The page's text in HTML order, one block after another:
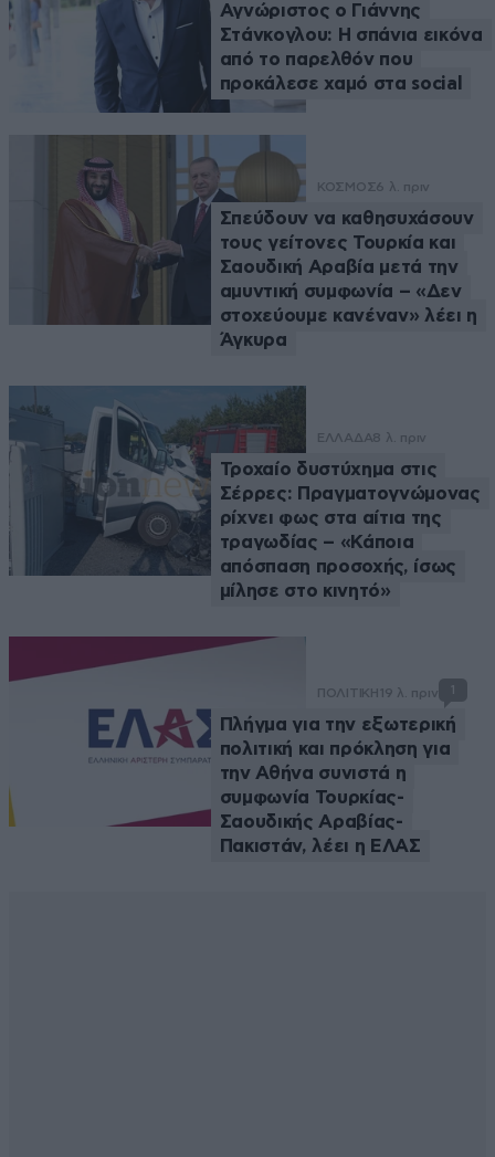
Αγνώριστος ο Γιάννης
Στάνκογλου: Η σπάνια εικόνα
από το παρελθόν που
προκάλεσε χαμό στα social
ΚΟΣΜΟΣ6 λ. πριν
Σπεύδουν να καθησυχάσουν
τους γείτονες Τουρκία και
Σαουδική Αραβία μετά την
αμυντική συμφωνία – «Δεν
στοχεύουμε κανέναν» λέει η
Άγκυρα
ΕΛΛΑΔΑ8 λ. πριν
Τροχαίο δυστύχημα στις
Σέρρες: Πραγματογνώμονας
ρίχνει φως στα αίτια της
τραγωδίας – «Κάποια
απόσπαση προσοχής, ίσως
μίλησε στο κινητό»
ΠΟΛΙΤΙΚΗ 19 λ. πριν 1
Πλήγμα για την εξωτερική
πολιτική και πρόκληση για
την Αθήνα συνιστά η
συμφωνία Τουρκίας-
Σαουδικής Αραβίας-
Πακιστάν, λέει η ΕΛΑΣ